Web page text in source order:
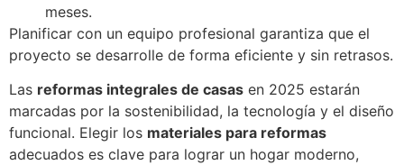
meses.
Planificar con un equipo profesional garantiza que el
proyecto se desarrolle de forma eficiente y sin retrasos.
Las reformas integrales de casas en 2025 estarán
marcadas por la sostenibilidad, la tecnología y el diseño
funcional. Elegir los materiales para reformas
adecuados es clave para lograr un hogar moderno,